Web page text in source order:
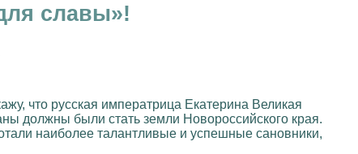
славы»!
что русская императрица Екатерина Великая
должны были стать земли Новороссийского края.
наиболее талантливые и успешные сановники,